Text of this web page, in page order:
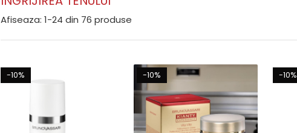
Afiseaza: 1-24 din 76 produse
-10% -10% -10%